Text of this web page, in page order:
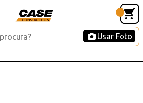
Usar Foto